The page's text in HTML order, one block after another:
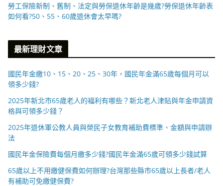
勞工保險新制、舊制、法定與勞保退休年齡是幾歲?勞保退休年齡表
如何看?50、55、60歲退休會太早嗎?
最新理財文章
國民年金繳10、15、20、25、30年，國民年金滿65歲每個月可以
領多少錢?
2025年新北市65歲老人的福利有哪些？新北老人津貼與年金申請資
格與可領多少錢？
2025年退休軍公教人員與榮民子女教育補助費標準、金額與申請辦
法
國民年金保險費每個月繳多少錢?國民年金滿65歲可領多少錢試算
65歲以上不用繳健保費如何辦理?台灣那些縣市65歲以上長者/老人
有補助可免繳健保費?